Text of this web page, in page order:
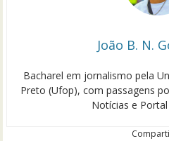
João B. N.
Bacharel em jornalismo pela
Preto (Ufop), com passagens
Notícias e